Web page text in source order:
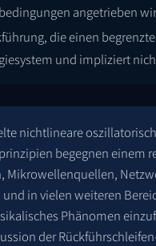
angetrieben
die einen
und impliziert
nichtlineare
begegnen einem
Mikrowellenquellen,
und in vielen weiteren
Phänomen
der